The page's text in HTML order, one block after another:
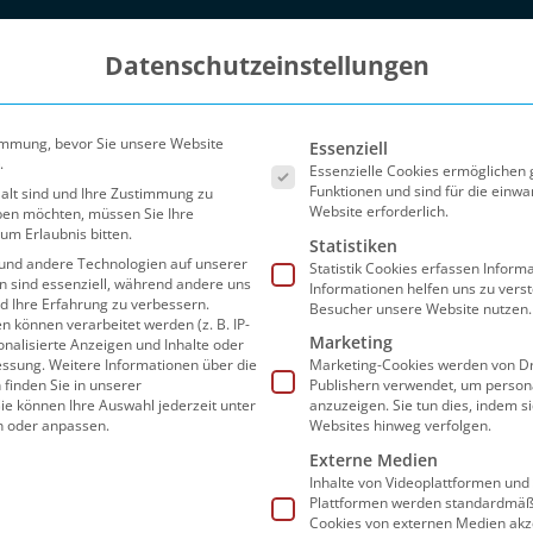
Partner FAQ Preise
Datenschutzeinstellungen
bevor Sie unsere Website
sind und Ihre Zustimmung zu
möchten, müssen Sie Ihre
Erlaubnis bitten.
andere Technologien auf unserer
sind essenziell, während andere uns
Ihre Erfahrung zu verbessern.
können verarbeitet werden (z. B. IP-
Anzeigen und Inhalte oder
Weitere Informationen über die
Sie in unserer
können Ihre Auswahl jederzeit unter
oder anpassen.
Es folgt eine Liste der
Essenziell
Essenzielle Cookies ermöglichen
Funktionen und sind für die
Website erforderlich.
Statistiken
Statistik Cookies erfassen
Informationen helfen uns zu
Besucher unsere Website nutzen.
Marketing
Marketing-Cookies werden von
Publishern verwendet, um
anzuzeigen. Sie tun dies, indem
Websites hinweg verfolgen.
Externe Medien
Inhalte von Videoplattformen
Plattformen werden
Cookies von externen Medien